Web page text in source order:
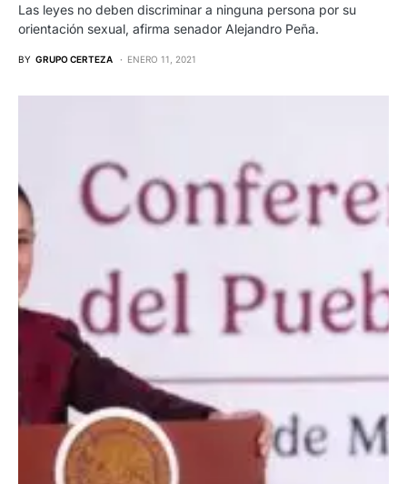
Las leyes no deben discriminar a ninguna persona por su
orientación sexual, afirma senador Alejandro Peña.
BY GRUPO CERTEZA ENERO 11, 2021